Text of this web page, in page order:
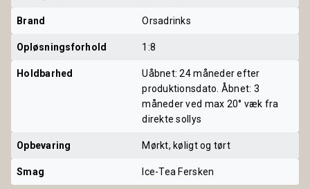
Brand Orsadrinks
Opløsningsforhold 1:8
Holdbarhed
Uåbnet: 24 måneder efter
produktionsdato. Åbnet: 3
måneder ved max 20° væk fra
direkte sollys
Opbevaring Mørkt, køligt og tørt
Smag Ice-Tea Fersken